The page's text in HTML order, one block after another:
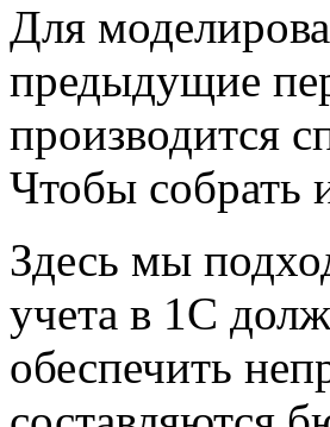
Для
предыдущие
производится
Чтобы собрать
Здесь мы
учета в 1С
обеспечить